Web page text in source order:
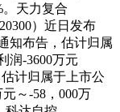
。天力复合
）近日发布
知布告，估计归属
润-3600万元
计归属于上市公
～-58，000万